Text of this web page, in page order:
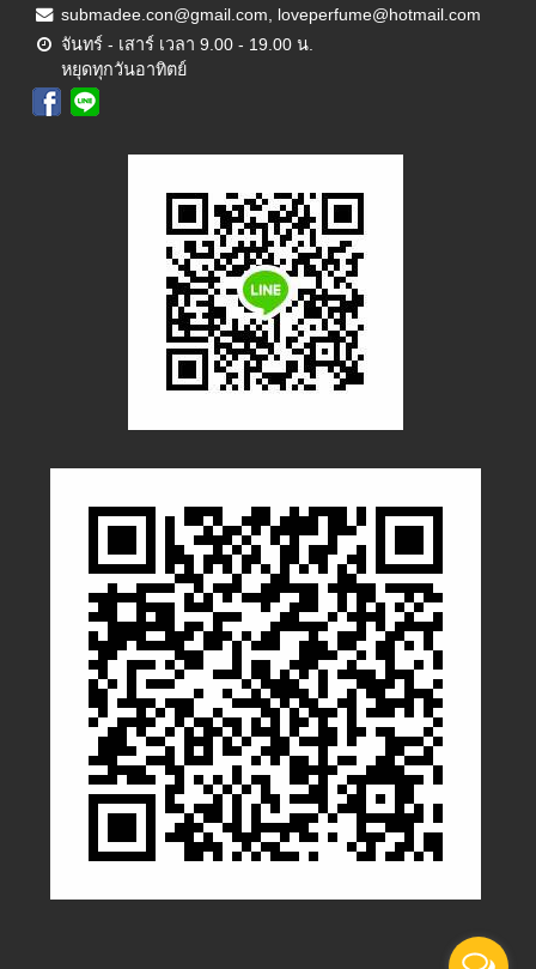
submadee.con@gmail.com, loveperfume@hotmail.com
จันทร์ - เสาร์ เวลา 9.00 - 19.00 น.
หยุดทุกวันอาทิตย์